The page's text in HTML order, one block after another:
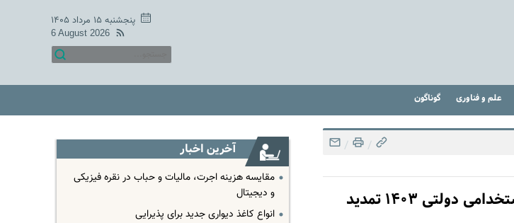
پنجشنبه ۱۵ مرداد ۱۴۰۵
6 August 2026
علم و فناوری گوناگون
/
/
جدیدترین استخدامی دولتی در سال ۱۴۰۳ | ثبت نام آزمون استخدامی دولتی ۱۴۰۳ تمدید
آخرین اخبار
مقایسه هزینه اجرت، مالیات و حباب در نقره فیزیکی
و دیجیتال
انواع کاغذ دیواری جدید برای پذیرایی